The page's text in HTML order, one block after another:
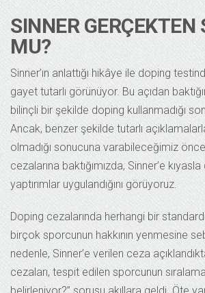
SINNER GERÇEKTEN
MU?
Sinner’ın anlattığı hikâye ile doping
gayet tutarlı görünüyor. Bu açıdan
bilinçli bir şekilde doping kullanmadığı
Ancak, benzer şekilde tutarlı
olmadığı sonucuna varabileceğimiz
cezalarına baktığımızda, Sinner’e
yaptırımlar uygulandığını görüyoruz.
Doping cezalarında herhangi bir
birçok sporcunun hakkının yenmesine
nedenle, Sinner’e verilen ceza
cezaları, tespit edilen sporcunun